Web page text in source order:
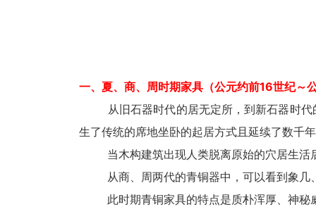
一、夏、商、周时期家具（公元约前16世纪～
从旧石器时代的居无定所，到新石器时代的
生了传统的席地坐卧的起居方式且延续了数千年
当木构建筑出现人类脱离原始的穴居生活后
从商、周两代的青铜器中，可以看到象几、
此时期青铜家具的特点是质朴浑厚、神秘威